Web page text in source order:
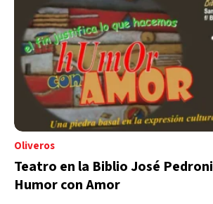
Oliveros
Teatro en la Biblio José
Humor con Amor